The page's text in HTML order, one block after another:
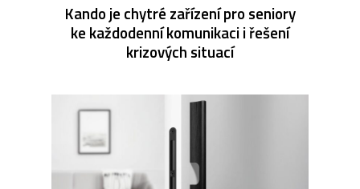
Kando je chytré zařízení pro seniory
ke každodenní komunikaci i řešení
krizových situací